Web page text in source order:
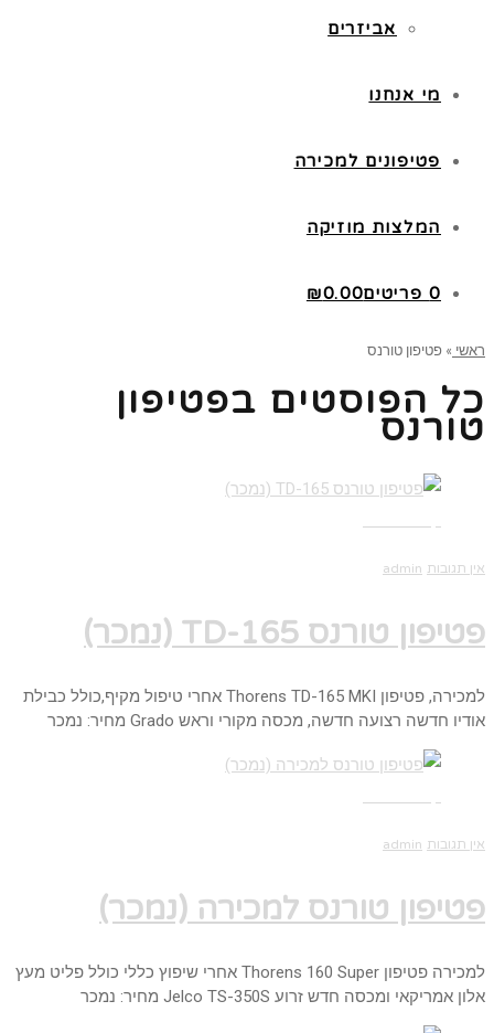
אביזרים
מי אנחנו
פטיפונים למכירה
המלצות מוזיקה
0 פריטים ₪0.00
ראשי » פטיפון טורנס
כל הפוסטים בפטיפון
טורנס
אין תגובות admin
פטיפון טורנס TD-165 (נמכר)
למכירה, פטיפון Thorens TD-165 MKI אחרי טיפול מקיף,כולל כבילת
אודיו חדשה רצועה חדשה, מכסה מקורי וראש Grado מחיר: נמכר
אין תגובות admin
פטיפון טורנס למכירה (נמכר)
למכירה פטיפון Thorens 160 Super אחרי שיפוץ כללי כולל פליט מעץ
אלון אמריקאי ומכסה חדש זרוע Jelco TS-350S מחיר: נמכר